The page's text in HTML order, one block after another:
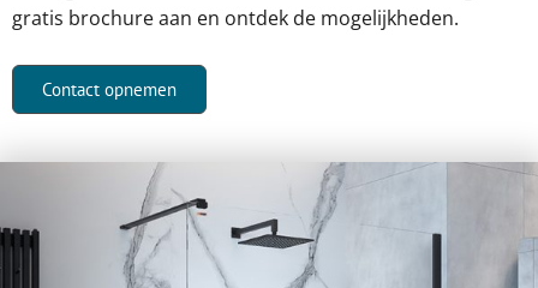
gratis brochure aan en ontdek de mogelijkheden.
Contact opnemen